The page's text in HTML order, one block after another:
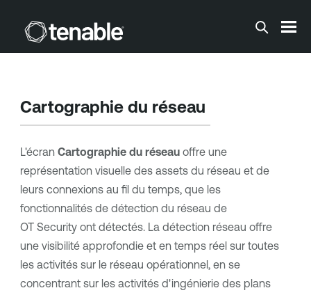
Passer au contenu principal
Cartographie du réseau
L'écran Cartographie du réseauoffre une
représentation visuelle des assets du réseau et de
leurs connexions au fil du temps, que les
fonctionnalités de détection du réseau de
OT Securityont détectés. La détection réseau offre
une visibilité approfondie et en temps réel sur toutes
les activités sur le réseau opérationnel, en se
concentrant sur les activités d'ingénierie des plans